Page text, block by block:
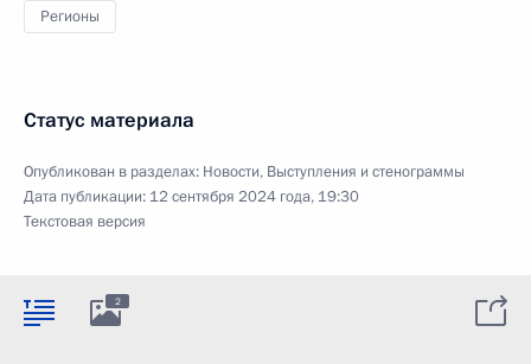
Регионы
Статус материала
Опубликован в разделах: Новости, Выступления и стенограммы
Дата публикации: 12 сентября 2024 года, 19:30
Текстовая версия
2